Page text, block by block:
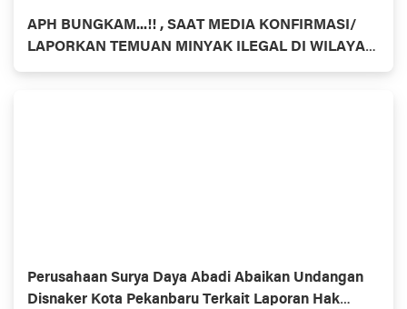
APH BUNGKAM...!! , SAAT MEDIA KONFIRMASI/
LAPORKAN TEMUAN MINYAK ILEGAL DI WILAYAH
HUKUM INHU- RIAU BEROPERASI SETIAP HARI
Perusahaan Surya Daya Abadi Abaikan Undangan
Disnaker Kota Pekanbaru Terkait Laporan Hak